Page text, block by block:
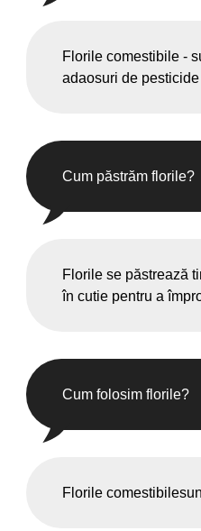
Florile comestibile -
adaosuri de
Cum păstrăm florile?
Florile se păstrează
în cutie pentru a
Cum folosim florile?
Florile